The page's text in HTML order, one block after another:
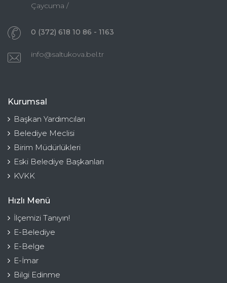
Çaycuma /
0 (372) 618 10 86 - 1163
info@saltukova.bel.tr
Kurumsal
Başkan Yardımcıları
Belediye Meclisi
Birim Müdürlükleri
Eski Belediye Başkanları
KVKK
Hızlı Menü
İlçemizi Tanıyın!
E-Belediye
E-Belge
E-İmar
Bilgi Edinme